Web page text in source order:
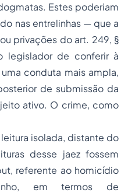
Estes poderiam
nas entrelinhas — que a
privações do art. 249, §
legislador de conferir à
conduta mais ampla,
de submissão da
ativo. O crime, como
isolada, distante do
desse jaez fossem
, referente ao homicídio
em termos de